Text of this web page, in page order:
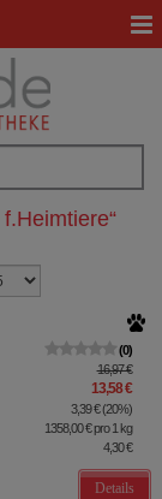
“
0
16,97 €
13,58 €
3,39 €(20%)
1358,00 €pro 1 kg
4,30 €
Details